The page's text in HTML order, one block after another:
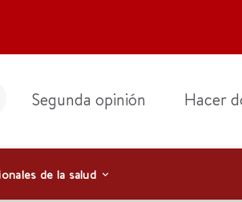
Segunda opinión Hacer
de la salud